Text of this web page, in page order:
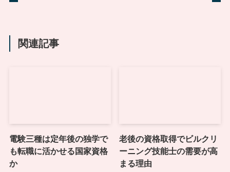
関連記事
電験三種は定年後の独学で
も転職に活かせる国家資格
か
老後の資格取得でビルクリ
ーニング技能士の需要が高
まる理由